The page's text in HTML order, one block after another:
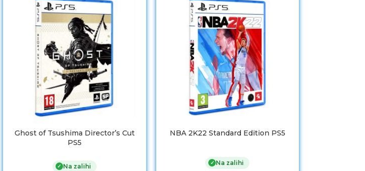
Ghost of Tsushima Director’s Cut
PS5
✓ Na zalihi
NBA 2K22 Standard Edition PS5
✓ Na zalihi